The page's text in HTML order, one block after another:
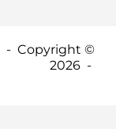
- Copyright ©
2026 -